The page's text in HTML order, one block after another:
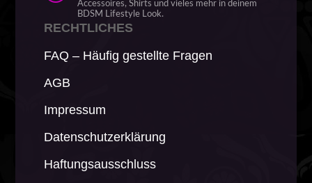
Accessoires, Shirts und vieles mehr in deinem
BDSM Lifestyle Look.
RECHTLICHES
FAQ – Häufig gestellte Fragen
AGB
Impressum
Datenschutzerklärung
Haftungsausschluss